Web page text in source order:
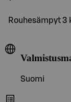
Rouhesämpyt 3
Suomi